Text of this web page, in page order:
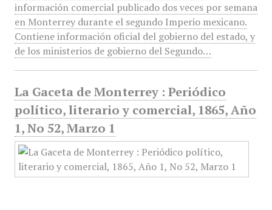
información comercial publicado dos veces por semana
en Monterrey durante el segundo Imperio mexicano.
Contiene información oficial del gobierno del estado, y
de los ministerios de gobierno del Segundo…
La Gaceta de Monterrey : Periódico
político, literario y comercial, 1865, Año
1, No 52, Marzo 1